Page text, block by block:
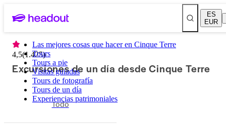
ES
EUR
Las mejores cosas que hacer en Cinque Terre
Tours
Tours a pie
Visitas guiadas
Tours de fotografía
Tours de un día
Experiencias patrimoniales
4,5(1.425)
Excursiones de un día desde Cinque Terre
Todo